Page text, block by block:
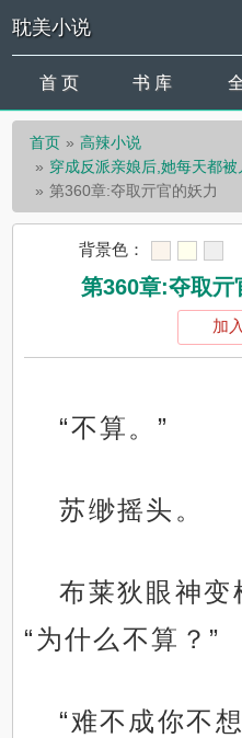
耽美小说
首 页 书 库
首页
高辣小说
穿成反派亲娘后,她每天都
第360章:夺取亓官的妖力
背景色：
第360章:夺取亓
加
“不算。”
苏缈摇头。
布莱狄眼神变
“为什么不算？”
“难不成你不